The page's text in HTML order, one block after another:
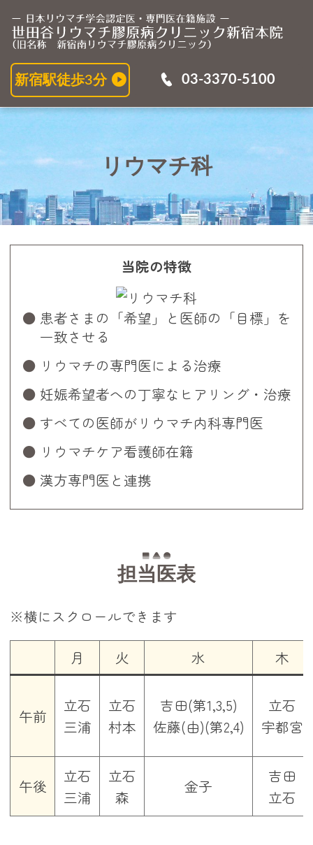
新宿駅徒歩3分 03-3370-5100
リウマチ科
当院の特徴
患者さまの「希望」と医師の「目標」を
一致させる
リウマチの専門医による治療
妊娠希望者への丁寧なヒアリング・治療
すべての医師がリウマチ内科専門医
リウマチケア看護師在籍
漢方専門医と連携
担当医表
※横にスクロールできます
月 火 水 木
午前
立石
三浦
立石
村本
吉田(第1,3,5)
佐藤(由)(第2,4)
立石
宇都宮
午後
立石
三浦
立石
森
金子
吉田
立石